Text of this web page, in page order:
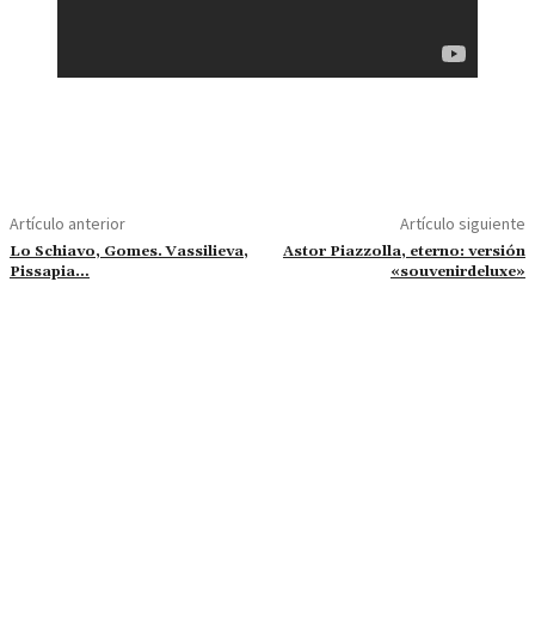
Artículo anterior
Lo Schiavo, Gomes. Vassilieva,
Pissapia…
Artículo siguiente
Astor Piazzolla, eterno: versión
«souvenirdeluxe»